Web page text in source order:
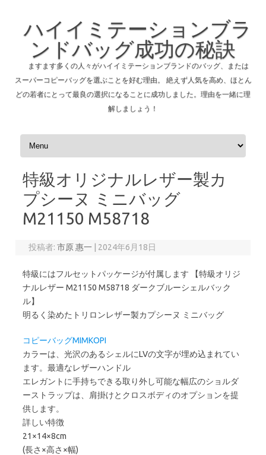
ハイイミテーションブラ
ンドバッグ成功の秘訣
ますます多くの人々がハイイミテーションブランドのバッグ、または
スーパーコピーバッグを選ぶことを好む理由。 絶えず人気を高め、ほとん
どの若者にとって最良の選択になることに成功しました。理由を一緒に理
解しましょう！
コンテンツへスキップ
特級オリジナルレザー製カ
プシーヌ ミニバッグ
M21150 M58718
投稿者:市原 惠一 2024年6月18日
特級にはフルセットパッケージが付属します 【特級オリジ
ナルレザー M21150 M58718 ダークブルーシェルバック
ル】
明るく染めたトリロンレザー製カプシーヌ ミニバッグ
コピーバッグMIMKOPI
カラーは、光沢のあるシェルにLVの文字が埋め込まれてい
ます。最適なレザーハンドル
エレガントに手持ちできる取り外し可能な幅広のショルダ
ーストラップは、肩掛けとクロスボディのオプションを提
供します。
詳しい特徴
21×14×8cm
(長さ×高さ×幅)